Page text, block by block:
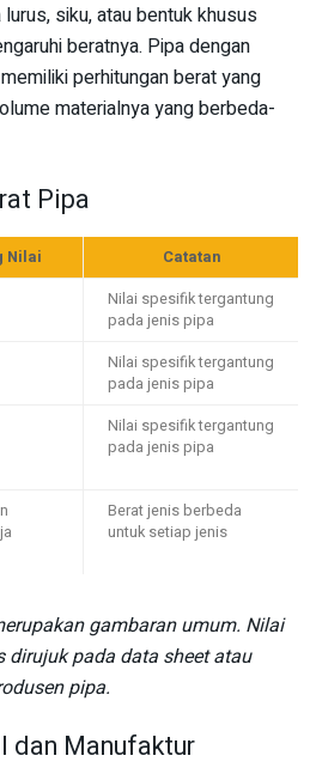
siku, atau bentuk khusus
beratnya. Pipa dengan
perhitungan berat yang
materialnya yang berbeda-
Pipa
Nilai
Catatan
Nilai spesifik tergantung
pada jenis pipa
Nilai spesifik tergantung
pada jenis pipa
Nilai spesifik tergantung
pada jenis pipa
Berat jenis berbeda
untuk setiap jenis
gambaran umum. Nilai
dirujuk pada data sheet atau
pipa.
dan Manufaktur